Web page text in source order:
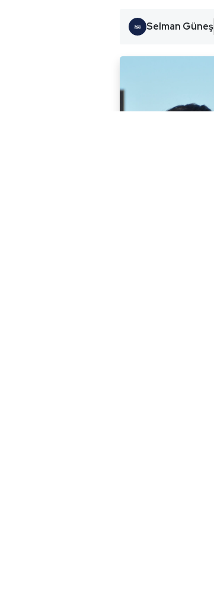
Selman Güneş